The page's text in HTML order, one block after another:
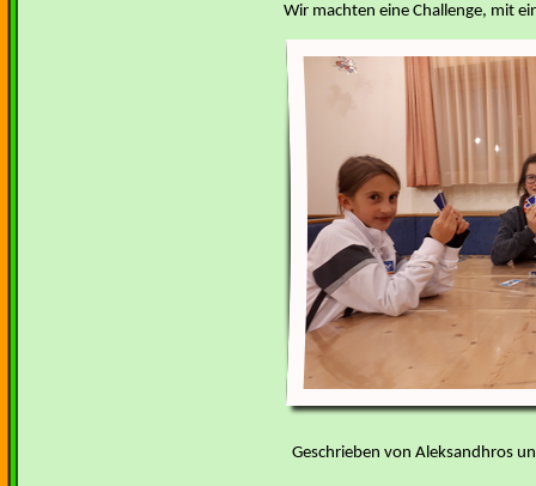
Wir machten eine Challenge, mit
Geschrieben von Aleksandhros